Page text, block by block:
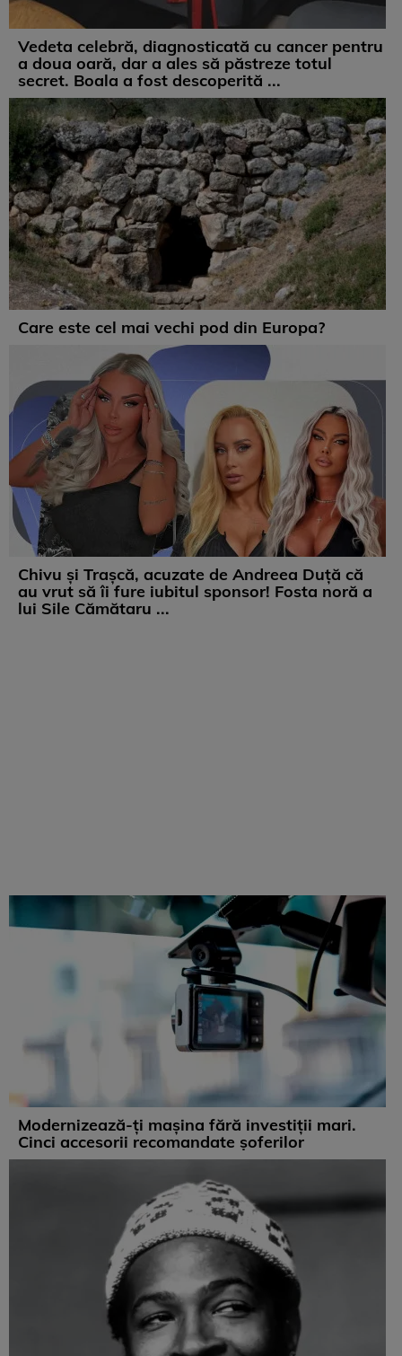
Vedeta celebră, diagnosticată cu cancer pentru
a doua oară, dar a ales să păstreze totul
secret. Boala a fost descoperită ...
Care este cel mai vechi pod din Europa?
Chivu și Trașcă, acuzate de Andreea Duță că
au vrut să îi fure iubitul sponsor! Fosta noră a
lui Sile Cămătaru ...
Modernizează-ți mașina fără investiții mari.
Cinci accesorii recomandate șoferilor